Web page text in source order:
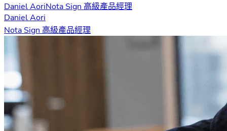
Daniel AoriNota Sign 高級產品經理
Daniel Aori
Nota Sign 高級產品經理